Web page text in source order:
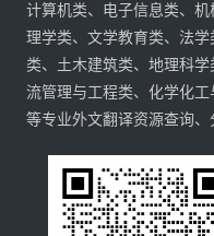
计算机类、电子信息类、
理学类、文学教育类、法
类、土木建筑类、地理科
流管理与工程类、化学化
等专业外文翻译资源查询、